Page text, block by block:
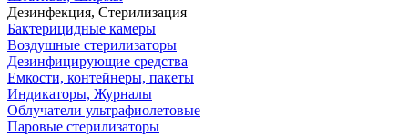
Дезинфекция, Стерилизация
Бактерицидные камеры
Воздушные стерилизаторы
Дезинфицирующие средства
Емкости, контейнеры, пакеты
Индикаторы, Журналы
Облучатели ультрафиолетовые
Паровые стерилизаторы